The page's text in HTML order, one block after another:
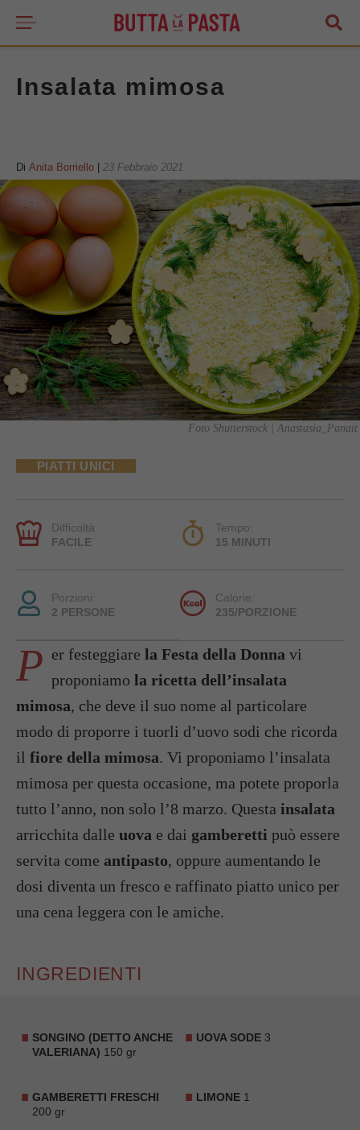
Insalata mimosa
Di Anita Borriello 23 Febbraio 2021
Foto Shutterstock | Anastasia_Panait
PIATTI UNICI
Difficoltà:
FACILE
Tempo:
15 MINUTI
Porzioni:
2 PERSONE
Calorie:
235/PORZIONE
P er festeggiare la Festa della Donna vi
proponiamo la ricetta dell’insalata
mimosa, che deve il suo nome al particolare
modo di proporre i tuorli d’uovo sodi che ricorda
il fiore della mimosa. Vi proponiamo l’insalata
mimosa per questa occasione, ma potete proporla
tutto l’anno, non solo l’8 marzo. Questa insalata
arricchita dalle uova e dai gamberetti può essere
servita come antipasto, oppure aumentando le
dosi diventa un fresco e raffinato piatto unico per
una cena leggera con le amiche.
INGREDIENTI
SONGINO (DETTO ANCHE
VALERIANA) 150 gr
UOVA SODE 3
GAMBERETTI FRESCHI
200 gr
LIMONE 1